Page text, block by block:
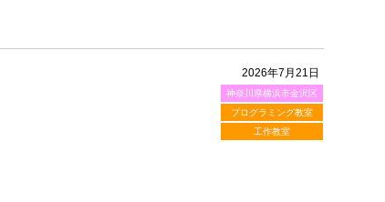
2026年7月21日
神奈川県横浜市金沢区
プログラミング教室
工作教室